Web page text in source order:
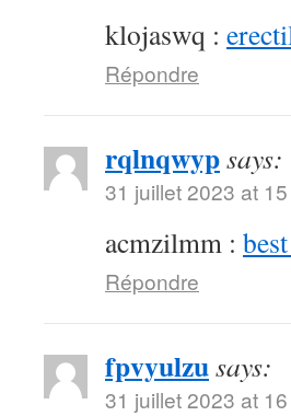
klojaswq :
Répondre
rqlnqwypsays:
31 juillet 2023 at
acmzilmm :
Répondre
fpvyulzusays:
31 juillet 2023 at